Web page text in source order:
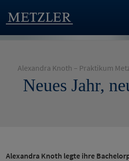
Alexandra Knoth – Praktikum
Neues Jahr,
Alexandra Knoth legte ihre